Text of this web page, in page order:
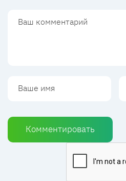
Комментировать